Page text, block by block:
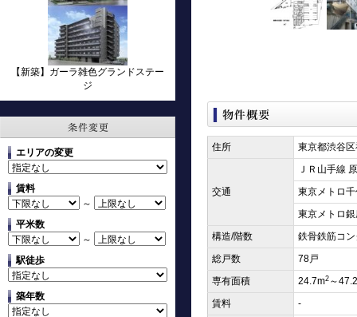
【新築】ガーラ雑色グランドステー
ジ
エリアの変更
賃料
～
平米数
～
駅徒歩
築年数
住所 東京都渋谷
交通
ＪＲ山手線
東京メトロ
東京メトロ
構造/階数
鉄骨鉄筋コ
総戸数
78戸
専有面積
24.7m2 ～
賃料
-